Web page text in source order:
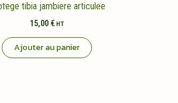
tibia jambiere articulee
15,00 € HT
Ajouter au panier